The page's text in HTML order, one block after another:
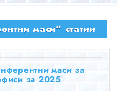
НАС маси” статии
маси за
за 2025